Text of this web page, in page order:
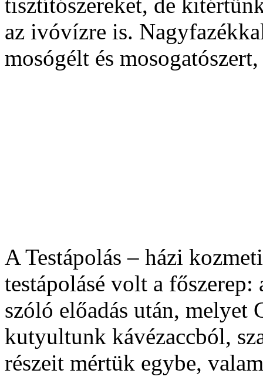
tisztítószereket, de
az ivóvízre is.
mosógélt és
A Testápolás – házi
testápolásé volt a
szóló előadás után, melyet
kutyultunk kávézaccból,
részeit mértük egybe,